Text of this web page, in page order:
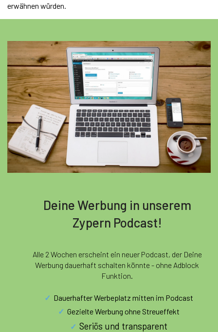
erwähnen würden.
Deine Werbung in unserem
Zypern Podcast!
Alle 2 Wochen erscheint ein neuer Podcast, der Deine
Werbung dauerhaft schalten könnte - ohne Adblock
Funktion.
Dauerhafter Werbeplatz mitten im Podcast
Gezielte Werbung ohne Streueffekt
Seriös und transparent